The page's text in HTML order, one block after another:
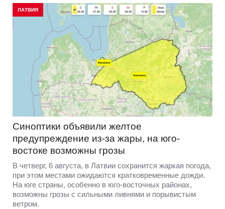
ЛАТВИЯ
Синоптики объявили желтое
предупреждение из-за жары, на юго-
востоке возможны грозы
В четверг, 6 августа, в Латвии сохранится жаркая погода,
при этом местами ожидаются кратковременные дожди.
На юге страны, особенно в юго-восточных районах,
возможны грозы с сильными ливнями и порывистым
ветром.